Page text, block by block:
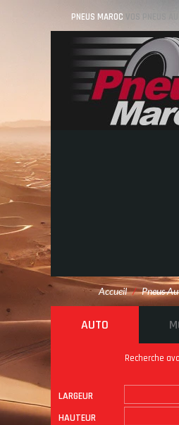
PNEUS MAROC VOS PNEUS
Accueil / Pneus
AUTO
Recherche
LARGEUR
HAUTEUR